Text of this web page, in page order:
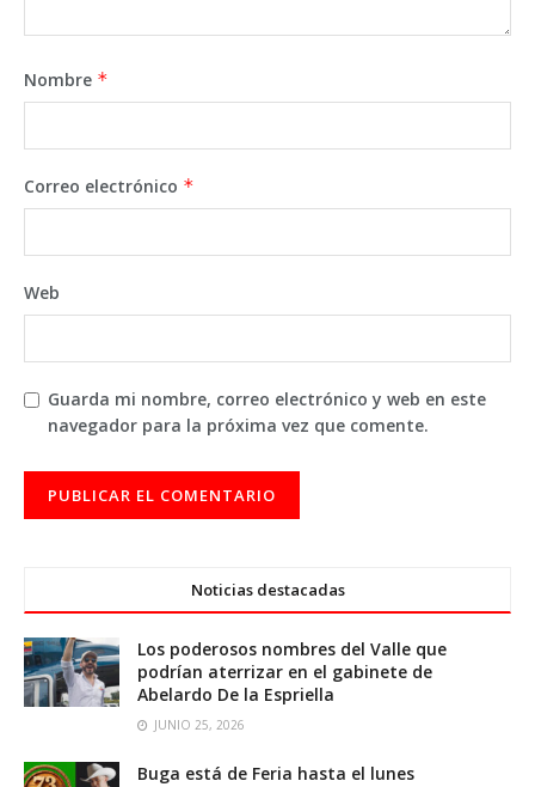
Nombre *
Correo electrónico *
Web
Guarda mi nombre, correo electrónico y web en este
navegador para la próxima vez que comente.
Noticias destacadas
Los poderosos nombres del Valle que
podrían aterrizar en el gabinete de
Abelardo De la Espriella
JUNIO 25, 2026
Buga está de Feria hasta el lunes